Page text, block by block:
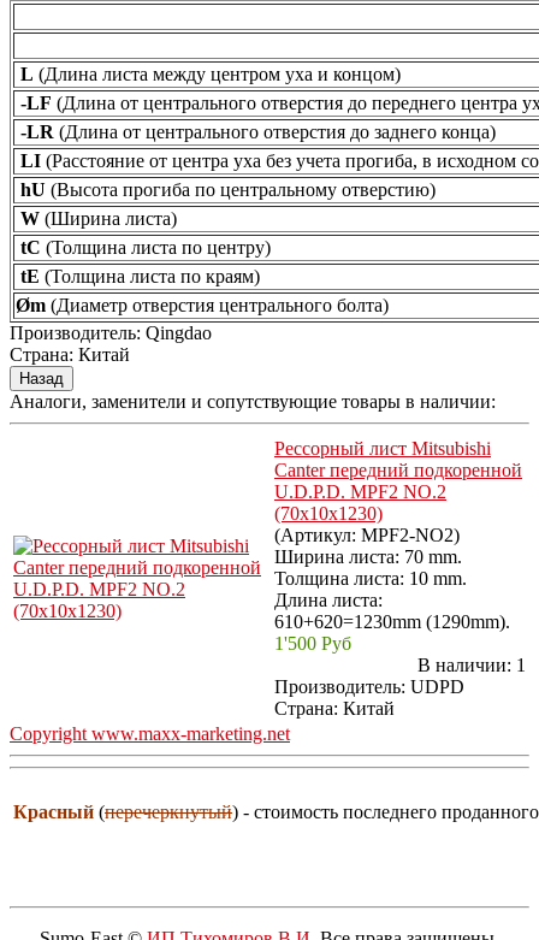
L (Длина листа между центром уха и концом)
-LF (Длина от центрального отверстия до переднего центра
-LR (Длина от центрального отверстия до заднего конца)
LI (Расстояние от центра уха без учета прогиба, в исходном
hU (Высота прогиба по центральному отверстию)
W (Ширина листа)
tC (Толщина листа по центру)
tE (Толщина листа по краям)
Øm (Диаметр отверстия центрального болта)
Производитель: Qingdao
Страна: Китай
Аналоги, заменители и сопутствующие товары в наличии:
Рессорный лист Mitsubishi
Canter передний подкоренной
U.D.P.D. MPF2 NO.2
(70x10x1230)
(Артикул: MPF2-NO2)
Ширина листа: 70 mm.
Толщина листа: 10 mm.
Длина листа:
610+620=1230mm (1290mm).
1'500 Руб
В наличии: 1
Производитель: UDPD
Страна: Китай
Copyright www.maxx-marketing.net
Красный (перечеркнутый) - стоимость последнего